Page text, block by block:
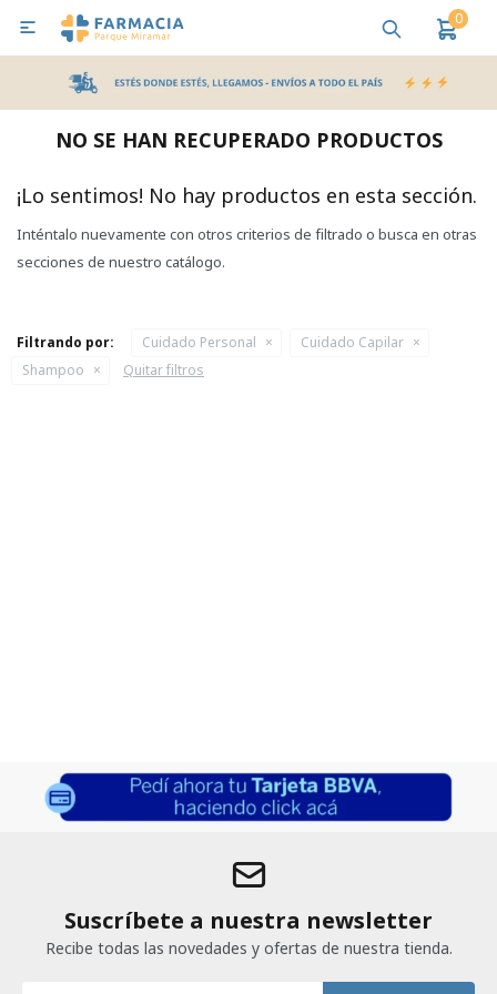
0

NO SE HAN RECUPERADO PRODUCTOS
¡Lo sentimos! No hay productos en esta sección.
Inténtalo nuevamente con otros criterios de filtrado o busca en otras
secciones de nuestro catálogo.
Filtrando por: Cuidado Personal
Cuidado Capilar
Shampoo
Quitar filtros
Suscríbete a nuestra newsletter
Recibe todas las novedades y ofertas de nuestra tienda.
MI CUENTA
Bebes y Maternidad Salud
Pañales y Toallitas
Lactancia y Nutrición
Higiene y Bienestar